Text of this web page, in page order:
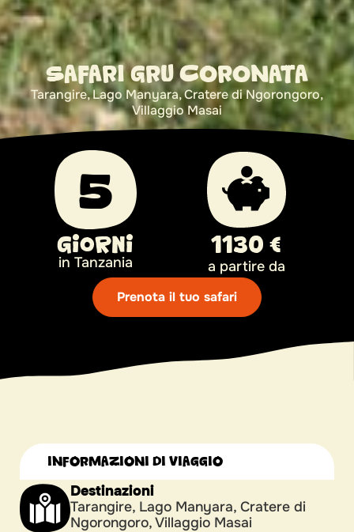
SAFARI GRU CORONATA
Tarangire, Lago Manyara, Cratere di Ngorongoro,
Villaggio Masai
5
Giorni
in Tanzania
1130 €
a partire da
Prenota il tuo safari
INFORMAZIONI DI VIAGGIO
Destinazioni
Tarangire, Lago Manyara, Cratere di
Ngorongoro, Villaggio Masai